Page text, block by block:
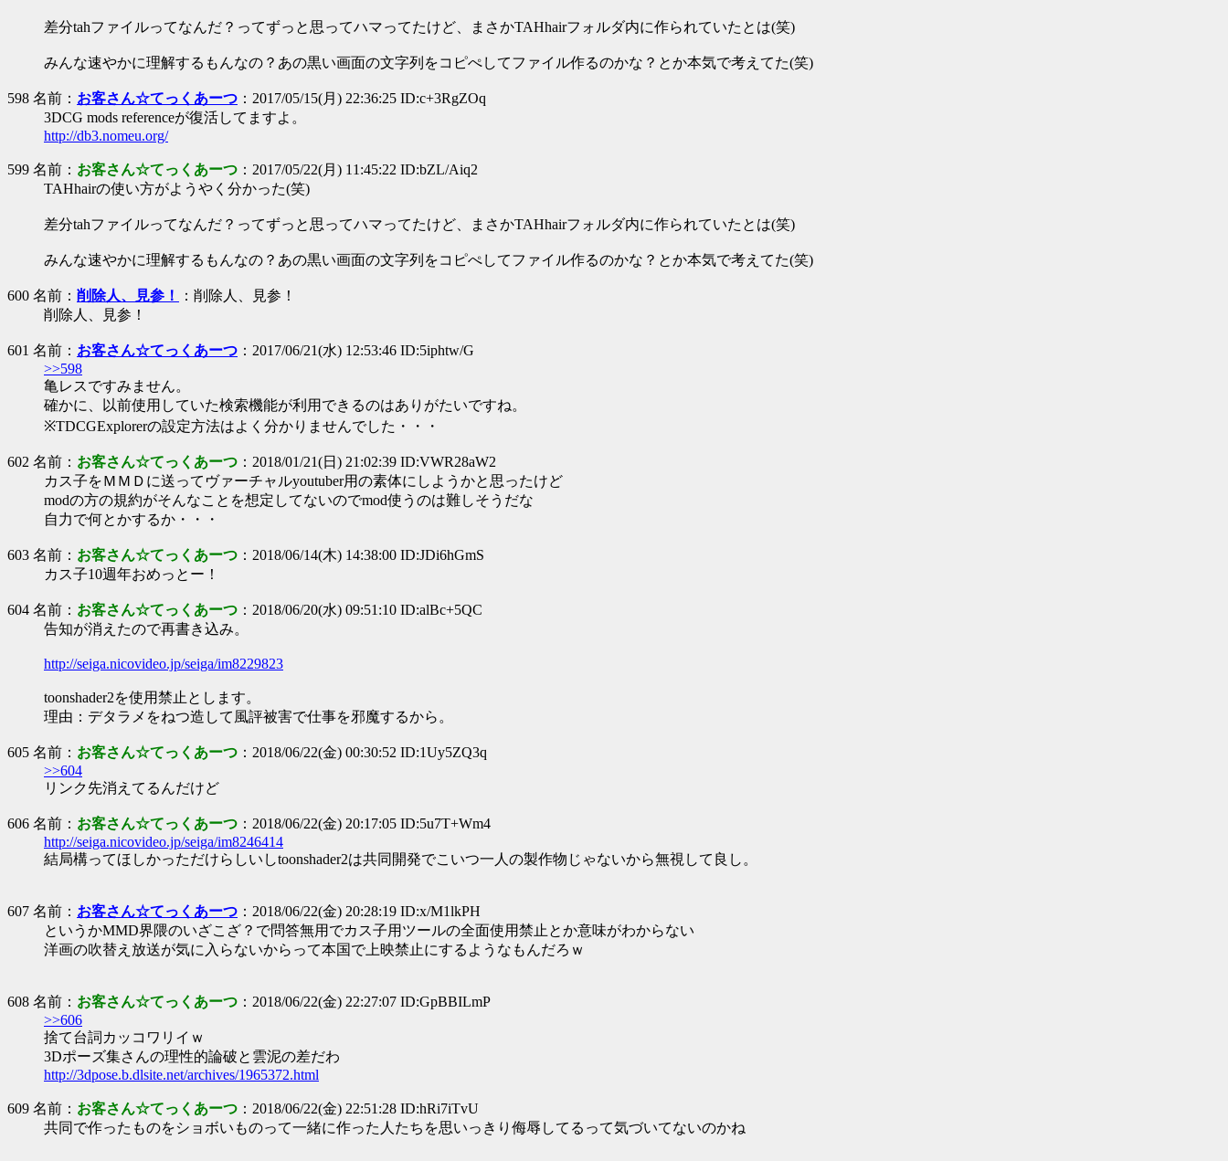
差分tahファイルってなんだ？ってずっと思ってハマってたけど、まさかTAHhairフォルダ内に作られていたとは(笑)
みんな速やかに理解するもんなの？あの黒い画面の文字列をコピぺしてファイル作るのかな？とか本気で考えてた(笑)
598 名前： お客さん☆てっくあーつ ：2017/05/15(月) 22:36:25 ID:c+3RgZOq
3DCG mods referenceが復活してますよ。
http://db3.nomeu.org/
599 名前： お客さん☆てっくあーつ ：2017/05/22(月) 11:45:22 ID:bZL/Aiq2
TAHhairの使い方がようやく分かった(笑)
差分tahファイルってなんだ？ってずっと思ってハマってたけど、まさかTAHhairフォルダ内に作られていたとは(笑)
みんな速やかに理解するもんなの？あの黒い画面の文字列をコピぺしてファイル作るのかな？とか本気で考えてた(笑)
600 名前： 削除人、見参！
：削除人、見参！
削除人、見参！
601 名前： お客さん☆てっくあーつ ：2017/06/21(水) 12:53:46 ID:5iphtw/G
>>598
亀レスですみません。
確かに、以前使用していた検索機能が利用できるのはありがたいですね。
※TDCGExplorerの設定方法はよく分かりませんでした・・・
602 名前： お客さん☆てっくあーつ ：2018/01/21(日) 21:02:39 ID:VWR28aW2
カス子をＭＭＤに送ってヴァーチャルyoutuber用の素体にしようかと思ったけど
modの方の規約がそんなことを想定してないのでmod使うのは難しそうだな
自力で何とかするか・・・
603 名前： お客さん☆てっくあーつ ：2018/06/14(木) 14:38:00 ID:JDi6hGmS
カス子10週年おめっとー！
604 名前： お客さん☆てっくあーつ ：2018/06/20(水) 09:51:10 ID:alBc+5QC
告知が消えたので再書き込み。
http://seiga.nicovideo.jp/seiga/im8229823
toonshader2を使用禁止とします。
理由：デタラメをねつ造して風評被害で仕事を邪魔するから。
605 名前： お客さん☆てっくあーつ ：2018/06/22(金) 00:30:52 ID:1Uy5ZQ3q
>>604
リンク先消えてるんだけど
606 名前： お客さん☆てっくあーつ ：2018/06/22(金) 20:17:05 ID:5u7T+Wm4
http://seiga.nicovideo.jp/seiga/im8246414
結局構ってほしかっただけらしいしtoonshader2は共同開発でこいつ一人の製作物じゃないから無視して良し。
607 名前： お客さん☆てっくあーつ ：2018/06/22(金) 20:28:19 ID:x/M1lkPH
というかMMD界隈のいざこざ？で問答無用でカス子用ツールの全面使用禁止とか意味がわからない
洋画の吹替え放送が気に入らないからって本国で上映禁止にするようなもんだろｗ
608 名前： お客さん☆てっくあーつ ：2018/06/22(金) 22:27:07 ID:GpBBILmP
>>606
捨て台詞カッコワリイｗ
3Dポーズ集さんの理性的論破と雲泥の差だわ
http://3dpose.b.dlsite.net/archives/1965372.html
609 名前： お客さん☆てっくあーつ ：2018/06/22(金) 22:51:28 ID:hRi7iTvU
共同で作ったものをショボいものって一緒に作った人たちを思いっきり侮辱してるって気づいてないのかね